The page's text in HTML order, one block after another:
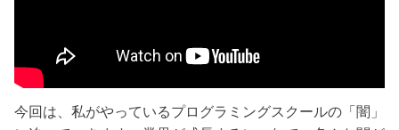
今回は、私がやっているプログラミングスクールの「闇」